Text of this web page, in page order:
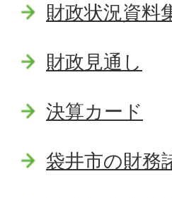
財政状況資料
財政見通し
決算カード
袋井市の財務